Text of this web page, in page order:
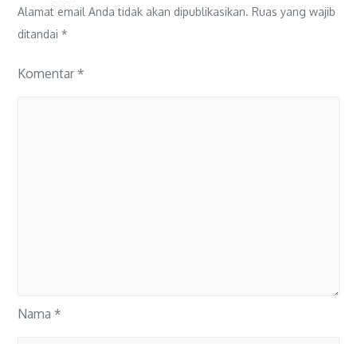
Alamat email Anda tidak akan dipublikasikan. Ruas yang wajib
ditandai*
Komentar *
Nama *